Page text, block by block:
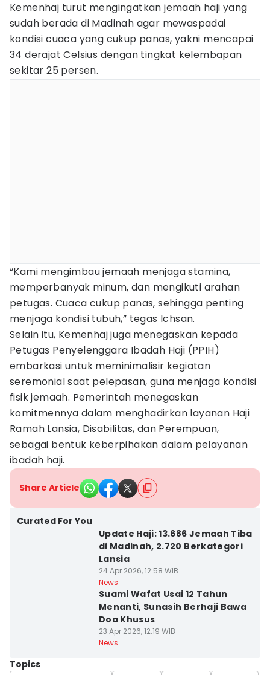
Kemenhaj turut mengingatkan jemaah haji yang
sudah berada di Madinah agar mewaspadai
kondisi cuaca yang cukup panas, yakni mencapai
34 derajat Celsius dengan tingkat kelembapan
sekitar 25 persen.
“Kami mengimbau jemaah menjaga stamina,
memperbanyak minum, dan mengikuti arahan
petugas. Cuaca cukup panas, sehingga penting
menjaga kondisi tubuh,” tegas Ichsan.
Selain itu, Kemenhaj juga menegaskan kepada
Petugas Penyelenggara Ibadah Haji (PPIH)
embarkasi untuk meminimalisir kegiatan
seremonial saat pelepasan, guna menjaga kondisi
fisik jemaah. Pemerintah menegaskan
komitmennya dalam menghadirkan layanan Haji
Ramah Lansia, Disabilitas, dan Perempuan,
sebagai bentuk keberpihakan dalam pelayanan
ibadah haji.
Share Article
Curated For You
Update Haji: 13.686 Jemaah Tiba
di Madinah, 2.720 Berkategori
Lansia
24 Apr 2026, 12:58 WIB
News
Suami Wafat Usai 12 Tahun
Menanti, Sunasih Berhaji Bawa
Doa Khusus
23 Apr 2026, 12:19 WIB
News
Topics